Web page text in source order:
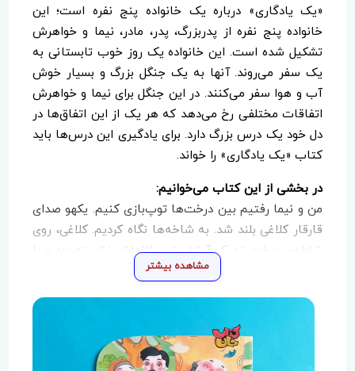
«یک یادگاری» درباره یک خانواده پنج نفره است؛ این
خانواده پنج نفره از پدربزرگ، پدر، مادر، نیما و خواهرش
تشکیل شده است. این خانواده یک روز خوب تابستانی به
یک سفر می‌روند. آنها به یک جنگل بزرگ و بسیار خوش
آب و هوا سفر می‌کنند. در این جنگل برای نیما و خواهرش
اتفاقات مختلفی رخ می‌دهد که هر یک از این اتفاق‌ها در
دل خود یک درس بزرگ دارد. برای یادگیری این درس‌ها باید
کتاب «یک یادگاری» را خواند.
در بخشی از این کتاب می‌خوانیم:
من و نیما رفتیم بین درخت‌ها توپ‌بازی کنیم. یکهو صدای
قارقار کلاغی بلند شد. به شاخه‌ها نگاه کردیم. کلاغی، روی
شاخه‌ی درخت نزدیک آبشار، توی لانه‌اش نشسته بود و با
چشم‌های سیاهش به ما نگاه می‌کرد. نیما فکری کرد و
برمی‌دارند و می‌برند توی لانه‌شان.»
به درخت نگاه کردم و گفتم: «حتما جوجه هم دارد!»
نیما گفت: «بروم آن بالا ببینم توی لانه‌اش چه خبر
مشاهده بیشتر